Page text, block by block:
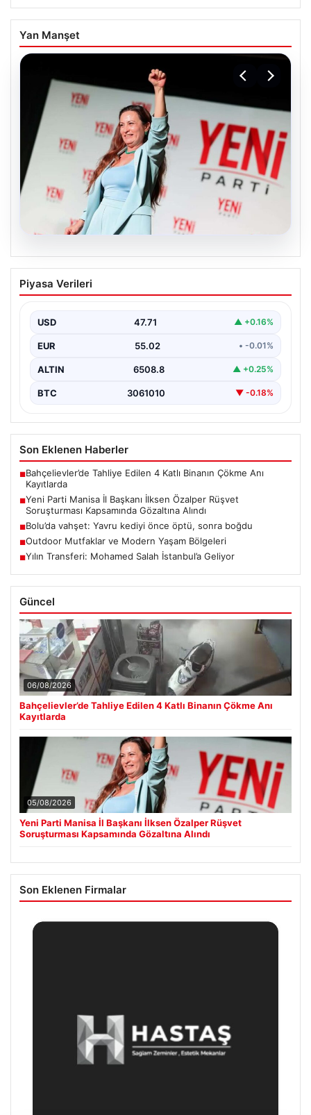
Yan Manşet
Yeni Parti Manisa İl Başkanı İlksen
Özalper Rüşvet Soruşturması
Manisa'da yürütülen önemli bir rüşvet soruşturmasında
Piyasa Verileri
USD 47.71 ▲ +0.16%
EUR 55.02 • -0.01%
ALTIN 6508.8 ▲ +0.25%
BTC 3061010 ▼ -0.18%
Son Eklenen Haberler
■Bahçelievler’de Tahliye Edilen 4 Katlı Binanın Çökme Anı
Kayıtlarda
■Yeni Parti Manisa İl Başkanı İlksen Özalper Rüşvet
Soruşturması Kapsamında Gözaltına Alındı
■Bolu’da vahşet: Yavru kediyi önce öptü, sonra boğdu
■Outdoor Mutfaklar ve Modern Yaşam Bölgeleri
■Yılın Transferi: Mohamed Salah İstanbul’a Geliyor
Güncel
06/08/2026
Bahçelievler’de Tahliye Edilen 4 Katlı Binanın Çökme Anı
Kayıtlarda
05/08/2026
Yeni Parti Manisa İl Başkanı İlksen Özalper Rüşvet
Soruşturması Kapsamında Gözaltına Alındı
Son Eklenen Firmalar